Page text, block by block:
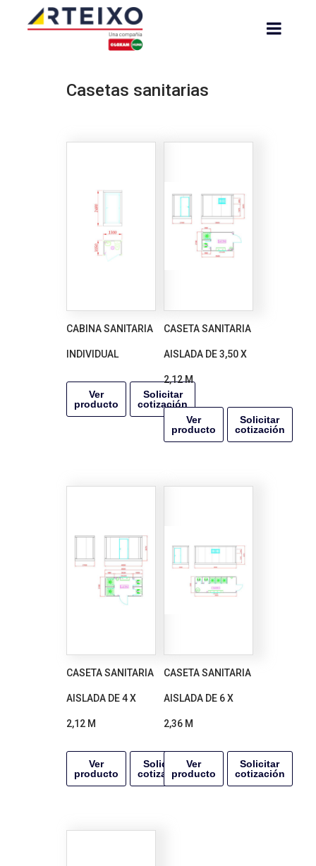
Casetas sanitarias
CABINA SANITARIA
INDIVIDUAL
Ver
producto
Solicitar
cotización
CASETA SANITARIA
AISLADA DE 3,50 X
2,12 M
Ver
producto
Solicitar
cotización
CASETA SANITARIA
AISLADA DE 4 X
2,12 M
Ver
producto
Solicitar
cotización
CASETA SANITARIA
AISLADA DE 6 X
2,36 M
Ver
producto
Solicitar
cotización